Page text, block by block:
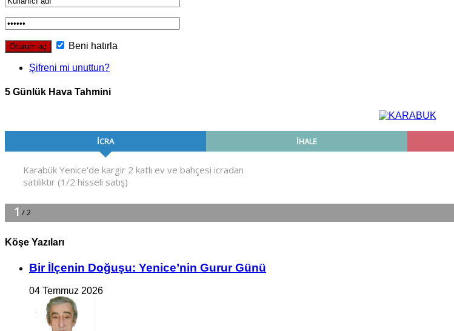
Beni hatırla
Şifreni mi unuttun?
5 Günlük Hava Tahmini
Köşe Yazıları
Bir İlçe­nin Do­ğu­şu: Ye­ni­ce’nin Gurur Günü
04 Temmuz 2026